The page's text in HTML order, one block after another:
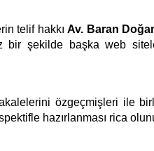
telif hakkıAv. Baran
şekilde başka web
özgeçmişleri ile
hazırlanması rica